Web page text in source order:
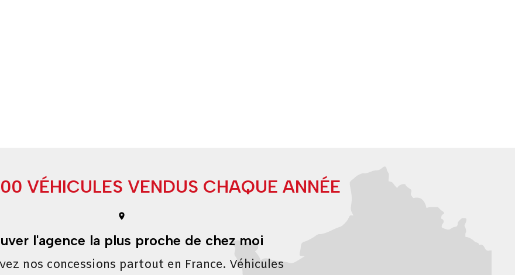
VÉHICULES VENDUS CHAQUE ANNÉE
l'agence la plus proche de chez moi
nos concessions partout en France. Véhicules